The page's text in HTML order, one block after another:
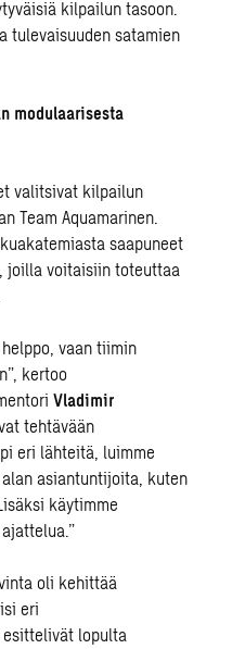
kilpailun tasoon.
tulevaisuuden satamien
modulaarisesta
valitsivat kilpailun
Team Aquamarinen.
saapuneet
joilla voitaisiin toteuttaa
vaan tiimin
kertoo
Vladimir
tehtävään
eri lähteitä, luimme
asiantuntijoita, kuten
käytimme
oli kehittää
eri
lopulta